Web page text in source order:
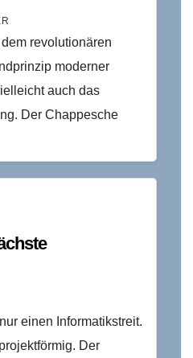
revolutionären
moderner
auch das
Der Chappesche
einen Informatikstreit.
Der